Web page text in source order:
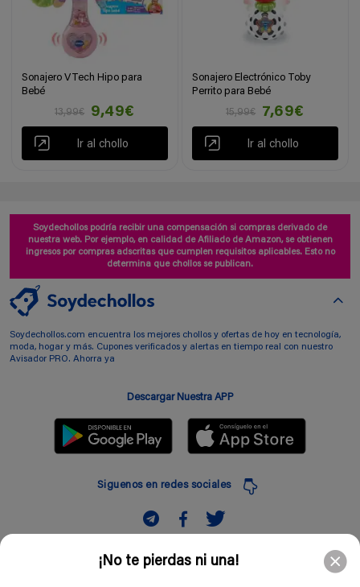
¡No te pierdas ni una!
Sonajero VTech Hipo para
Bebé
13,99€
9,49€
Ir al chollo
Sonajero Electrónico Toby
Perrito para Bebé
15,99€
7,69€
Ir al chollo
Soydechollos podría recibir una compensación si compras derivado de
nuestra web. Por ejemplo, en calidad de Afiliado de Amazon, se obtienen
ingresos por compras adscritas que cumplen requisitos aplicables. Esto no
determina que chollos se publican.
Soydechollos.com encuentra los mejores chollos y ofertas de hoy en tecnología,
moda, hogar y más. Cupones verificados y alertas en tiempo real con nuestro
Avisador PRO. Ahorra ya
Descargar Nuestra APP
Siguenos en redes sociales
Suscribir